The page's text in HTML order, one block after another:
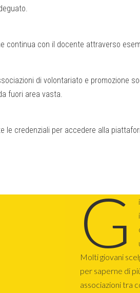
continua con il docente attraverso
di volontariato e promozione
fuori area vasta.
le credenziali per accedere alla
G
Molti giovani
per saperne di
associazioni tra